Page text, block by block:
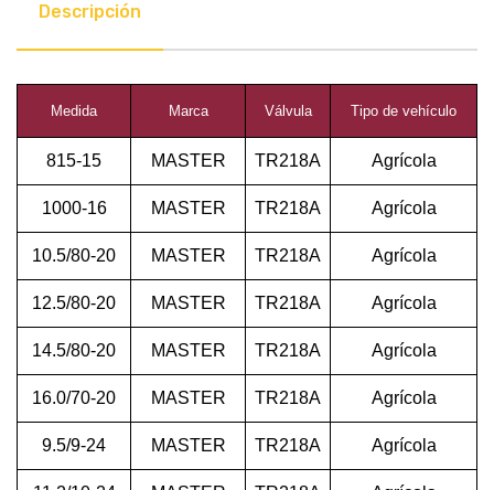
Descripción
Medida Marca Válvula Tipo de vehículo
815-15 MASTER TR218A Agrícola
1000-16 MASTER TR218A Agrícola
10.5/80-20 MASTER TR218A Agrícola
12.5/80-20 MASTER TR218A Agrícola
14.5/80-20 MASTER TR218A Agrícola
16.0/70-20 MASTER TR218A Agrícola
9.5/9-24 MASTER TR218A Agrícola